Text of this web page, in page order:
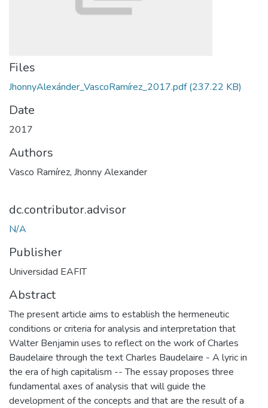
Files
JhonnyAlexánder_VascoRamírez_2017.pdf(237.22 KB)
Date
2017
Authors
Vasco Ramírez, Jhonny Alexander
dc.contributor.advisor
N/A
Publisher
Universidad EAFIT
Abstract
The present article aims to establish the hermeneutic
conditions or criteria for analysis and interpretation that
Walter Benjamin uses to reflect on the work of Charles
Baudelaire through the text Charles Baudelaire - A lyric in
the era of high capitalism -- The essay proposes three
fundamental axes of analysis that will guide the
development of the concepts and that are the result of a